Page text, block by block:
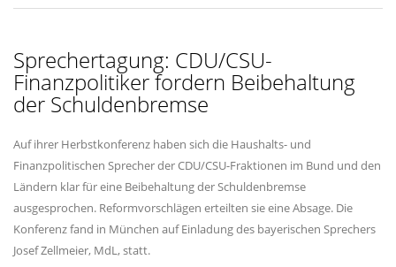
Sprechertagung: CDU/CSU-
Finanzpolitiker fordern Beibehaltung
der Schuldenbremse
Auf ihrer Herbstkonferenz haben sich die Haushalts- und
Finanzpolitischen Sprecher der CDU/CSU-Fraktionen im Bund und den
Ländern klar für eine Beibehaltung der Schuldenbremse
ausgesprochen. Reformvorschlägen erteilten sie eine Absage. Die
Konferenz fand in München auf Einladung des bayerischen Sprechers
Josef Zellmeier, MdL, statt.